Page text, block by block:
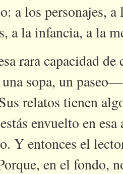
a los personajes, a
a la infancia, a la
rara capacidad
sopa, un
relatos tienen
envuelto en
Y entonces el
en el fondo,